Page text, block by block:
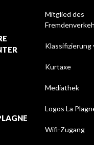
Mitglied des
Klassifizierung
Kurtaxe
Mediathek
Logos La
Wifi-Zugang